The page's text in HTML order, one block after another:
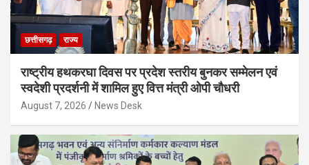
छत्तीसगढ़ राज्य
राष्ट्रीय हथकरघा दिवस पर प्रदेश स्तरीय बुनकर सम्मेलन एवं
स्वदेशी प्रदर्शनी में शामिल हुए वित्त मंत्री ओपी चौधरी
August 7, 2026 News Desk